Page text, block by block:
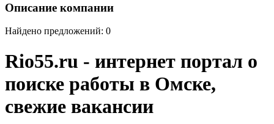
Описание компании
Найдено предложений: 0
Rio55.ru - интернет портал о
поиске работы в Омске,
свежие вакансии